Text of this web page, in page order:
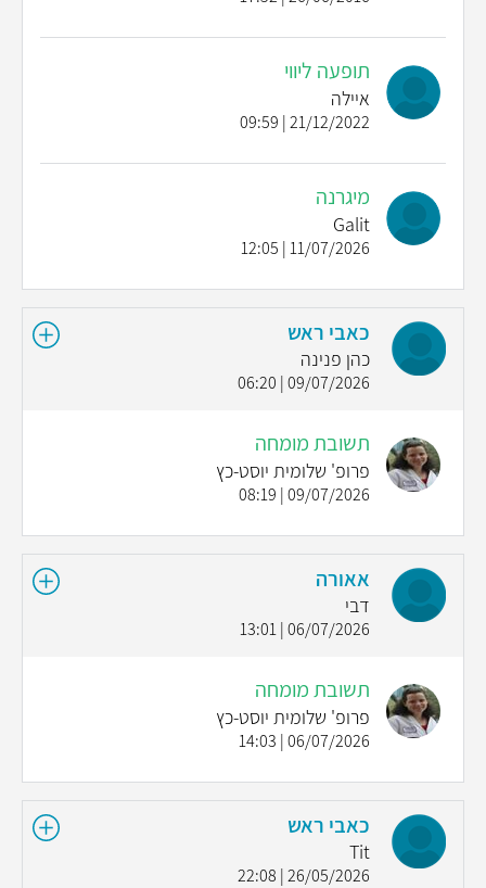
תופעה ליווי
איילה
21/12/2022 | 09:59
מיגרנה
Galit
11/07/2026 | 12:05
כאבי ראש
כהן פנינה
09/07/2026 | 06:20
תשובת מומחה
פרופ' שלומית יוסט-כץ
09/07/2026 | 08:19
אאורה
דבי
06/07/2026 | 13:01
תשובת מומחה
פרופ' שלומית יוסט-כץ
06/07/2026 | 14:03
כאבי ראש
Tit
26/05/2026 | 22:08